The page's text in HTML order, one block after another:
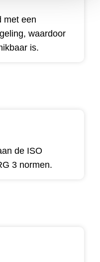
met een
waardoor
is.
de ISO
3 normen.